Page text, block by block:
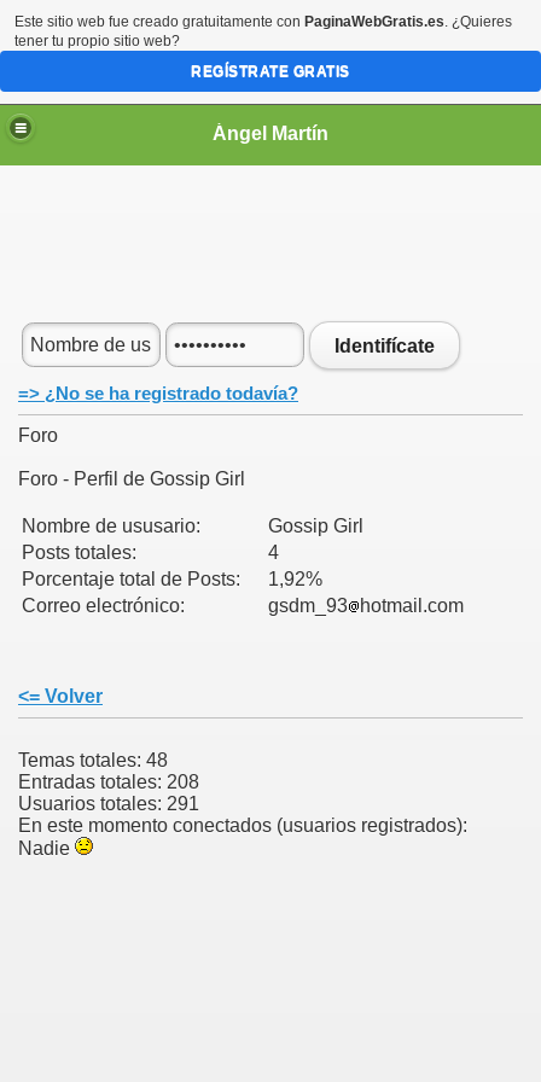
Ángel Martín
Identifícate
=> ¿No se ha registrado todavía?
Foro
Foro - Perfil de Gossip Girl
Nombre de ususario:
Gossip Girl
Posts totales:
4
Porcentaje total de Posts:
1,92%
Correo electrónico:
gsdm_93 hotmail.com
<= Volver
Temas totales: 48
Entradas totales: 208
Usuarios totales: 291
En este momento conectados (usuarios registrados):
Nadie
Este sitio web fue creado gratuitamente con PaginaWebGratis.es. ¿Quieres
tener tu propio sitio web?
REGÍSTRATE GRATIS